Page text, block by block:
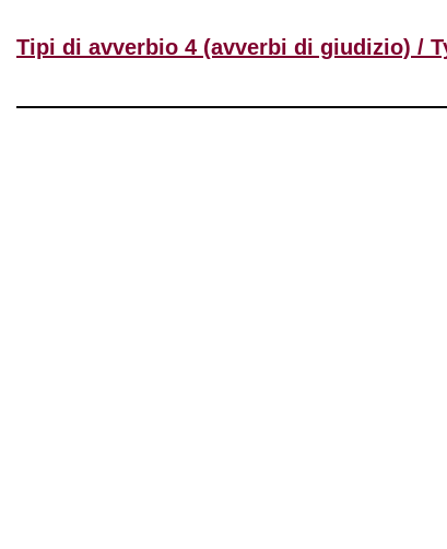
Tipi di avverbio 4 (avverbi di giudizio) /